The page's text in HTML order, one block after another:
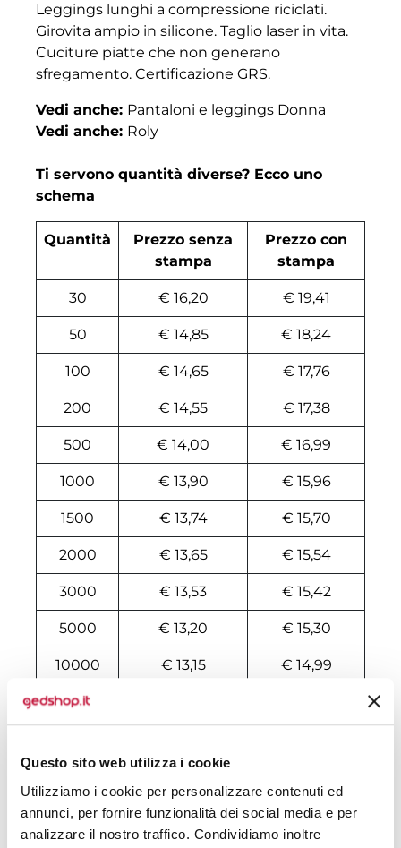
Questo sito web utilizza i cookie
Utilizziamo i cookie per personalizzare contenuti ed
annunci, per fornire funzionalità dei social media e per
analizzare il nostro traffico. Condividiamo inoltre
Leggings lunghi a compressione riciclati.
Girovita ampio in silicone. Taglio laser in vita.
Cuciture piatte che non generano
sfregamento. Certificazione GRS.
Vedi anche: Pantaloni e leggings Donna
Vedi anche: Roly
Ti servono quantità diverse? Ecco uno
schema
Quantità
Prezzo senza
stampa
Prezzo con
stampa
30 € 16,20 € 19,41
50 € 14,85 € 18,24
100 € 14,65 € 17,76
200 € 14,55 € 17,38
500 € 14,00 € 16,99
1000 € 13,90 € 15,96
1500 € 13,74 € 15,70
2000 € 13,65 € 15,54
3000 € 13,53 € 15,42
5000 € 13,20 € 15,30
10000 € 13,15 € 14,99
Tecniche di stampa
Area di personalizzazione
Domande e risposte